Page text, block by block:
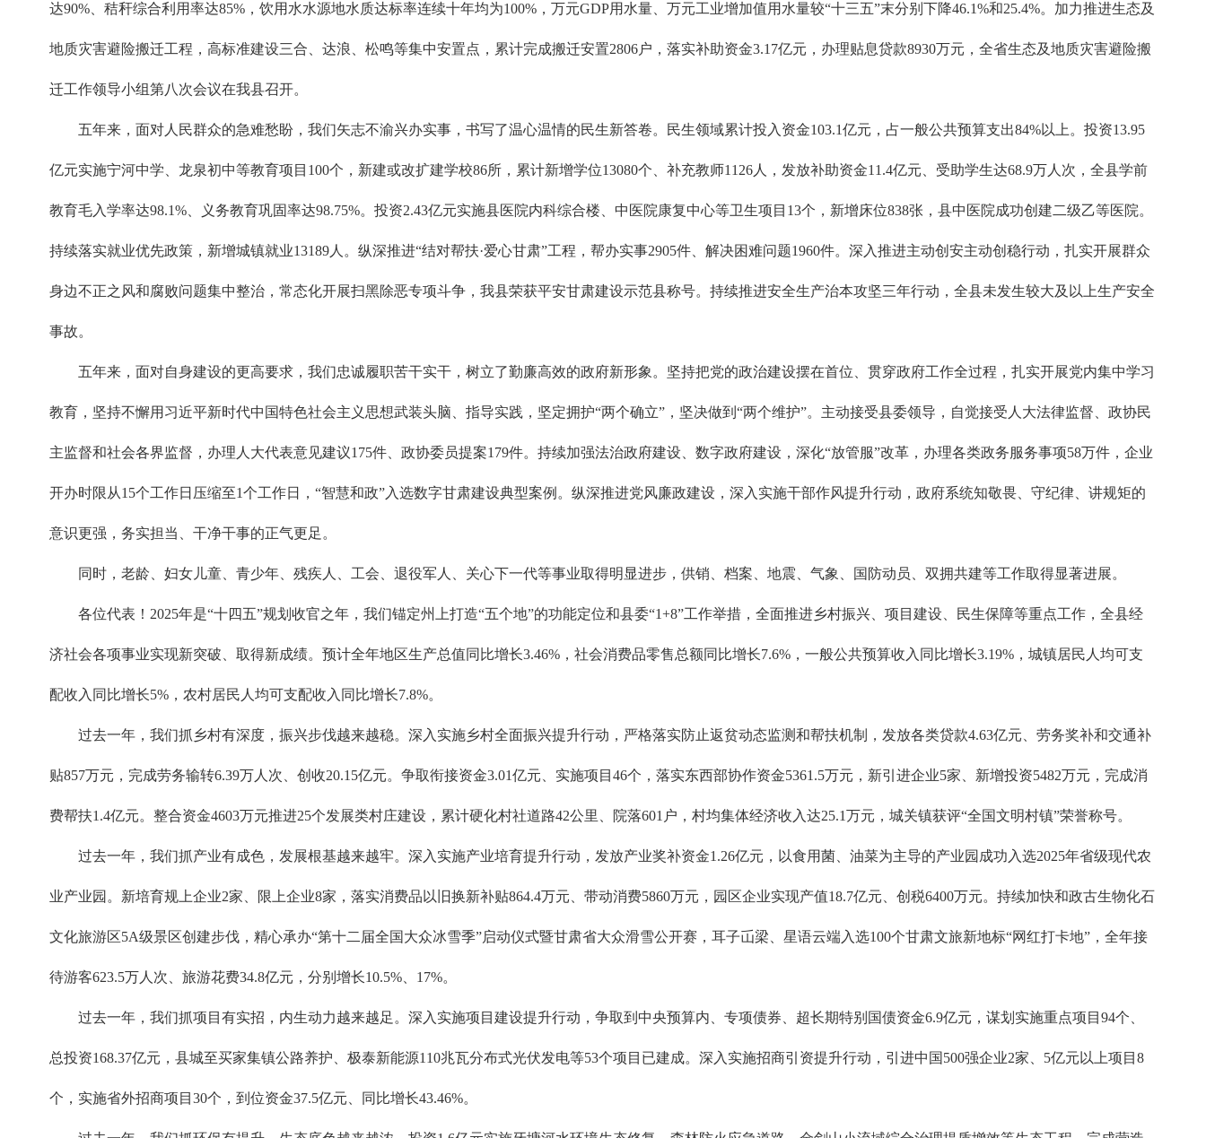
达90%、秸秆综合利用率达85%，饮用水水源地水质达标率连续十年均为100%，万元GDP用水量、万元工业增加值用水量较“十三五”末分别下降46.1%和25.4%。加力推进生态及
地质灾害避险搬迁工程，高标准建设三合、达浪、松鸣等集中安置点，累计完成搬迁安置2806户，落实补助资金3.17亿元，办理贴息贷款8930万元，全省生态及地质灾害避险搬
迁工作领导小组第八次会议在我县召开。
五年来，面对人民群众的急难愁盼，我们矢志不渝兴办实事，书写了温心温情的民生新答卷。民生领域累计投入资金103.1亿元，占一般公共预算支出84%以上。投资13.95
亿元实施宁河中学、龙泉初中等教育项目100个，新建或改扩建学校86所，累计新增学位13080个、补充教师1126人，发放补助资金11.4亿元、受助学生达68.9万人次，全县学前
教育毛入学率达98.1%、义务教育巩固率达98.75%。投资2.43亿元实施县医院内科综合楼、中医院康复中心等卫生项目13个，新增床位838张，县中医院成功创建二级乙等医院。
持续落实就业优先政策，新增城镇就业13189人。纵深推进“结对帮扶·爱心甘肃”工程，帮办实事2905件、解决困难问题1960件。深入推进主动创安主动创稳行动，扎实开展群众
身边不正之风和腐败问题集中整治，常态化开展扫黑除恶专项斗争，我县荣获平安甘肃建设示范县称号。持续推进安全生产治本攻坚三年行动，全县未发生较大及以上生产安全
事故。
五年来，面对自身建设的更高要求，我们忠诚履职苦干实干，树立了勤廉高效的政府新形象。坚持把党的政治建设摆在首位、贯穿政府工作全过程，扎实开展党内集中学习
教育，坚持不懈用习近平新时代中国特色社会主义思想武装头脑、指导实践，坚定拥护“两个确立”，坚决做到“两个维护”。主动接受县委领导，自觉接受人大法律监督、政协民
主监督和社会各界监督，办理人大代表意见建议175件、政协委员提案179件。持续加强法治政府建设、数字政府建设，深化“放管服”改革，办理各类政务服务事项58万件，企业
开办时限从15个工作日压缩至1个工作日，“智慧和政”入选数字甘肃建设典型案例。纵深推进党风廉政建设，深入实施干部作风提升行动，政府系统知敬畏、守纪律、讲规矩的
意识更强，务实担当、干净干事的正气更足。
同时，老龄、妇女儿童、青少年、残疾人、工会、退役军人、关心下一代等事业取得明显进步，供销、档案、地震、气象、国防动员、双拥共建等工作取得显著进展。
各位代表！2025年是“十四五”规划收官之年，我们锚定州上打造“五个地”的功能定位和县委“1+8”工作举措，全面推进乡村振兴、项目建设、民生保障等重点工作，全县经
济社会各项事业实现新突破、取得新成绩。预计全年地区生产总值同比增长3.46%，社会消费品零售总额同比增长7.6%，一般公共预算收入同比增长3.19%，城镇居民人均可支
配收入同比增长5%，农村居民人均可支配收入同比增长7.8%。
过去一年，我们抓乡村有深度，振兴步伐越来越稳。深入实施乡村全面振兴提升行动，严格落实防止返贫动态监测和帮扶机制，发放各类贷款4.63亿元、劳务奖补和交通补
贴857万元，完成劳务输转6.39万人次、创收20.15亿元。争取衔接资金3.01亿元、实施项目46个，落实东西部协作资金5361.5万元，新引进企业5家、新增投资5482万元，完成消
费帮扶1.4亿元。整合资金4603万元推进25个发展类村庄建设，累计硬化村社道路42公里、院落601户，村均集体经济收入达25.1万元，城关镇获评“全国文明村镇”荣誉称号。
过去一年，我们抓产业有成色，发展根基越来越牢。深入实施产业培育提升行动，发放产业奖补资金1.26亿元，以食用菌、油菜为主导的产业园成功入选2025年省级现代农
业产业园。新培育规上企业2家、限上企业8家，落实消费品以旧换新补贴864.4万元、带动消费5860万元，园区企业实现产值18.7亿元、创税6400万元。持续加快和政古生物化石
文化旅游区5A级景区创建步伐，精心承办“第十二届全国大众冰雪季”启动仪式暨甘肃省大众滑雪公开赛，耳子屲梁、星语云端入选100个甘肃文旅新地标“网红打卡地”，全年接
待游客623.5万人次、旅游花费34.8亿元，分别增长10.5%、17%。
过去一年，我们抓项目有实招，内生动力越来越足。深入实施项目建设提升行动，争取到中央预算内、专项债券、超长期特别国债资金6.9亿元，谋划实施重点项目94个、
总投资168.37亿元，县城至买家集镇公路养护、极泰新能源110兆瓦分布式光伏发电等53个项目已建成。深入实施招商引资提升行动，引进中国500强企业2家、5亿元以上项目8
个，实施省外招商项目30个，到位资金37.5亿元、同比增长43.46%。